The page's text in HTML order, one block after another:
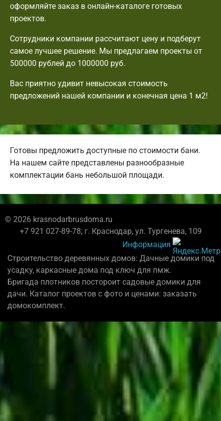
оформляйте заказ в онлайн-каталоге готовых
проектов.
Сотрудники компании рассчитают цену и подберут
самое лучшее решение. Мы предлагаем проекты от
500000 рублей до 1000000 руб.
Вас приятно удивит невысокая стоимость
предложений нашей компании и конечная цена 1 м2!
Готовы предложить доступные по стоимости бани.
На нашем сайте представлены разнообразные
комплектации бань небольшой площади.
© 2026 krasnodarbrusdoma.ru
+7 921 027-89-78; г. Краснодар, ул. Тургенева, 109
Информация
Строительство деревянных домов: Дачные домики под
усадку, каркасные дома под ключ для пмж.
Бригада плотников постороит садовые домики для
дачи. Каталог проектов с фото и ценами: заказать
домокомплект.